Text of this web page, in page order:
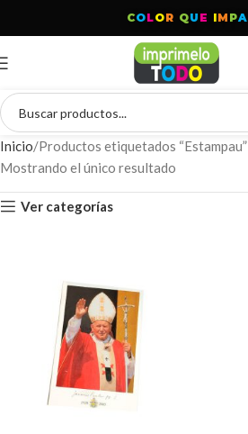
COLOR QU E IM PA
Inicio Productos etiquetados “Estampau”
Mostrando el único resultado
Ver categorías